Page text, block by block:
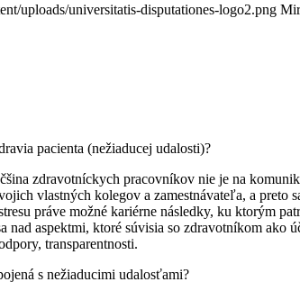
uploads/universitatis-disputationes-logo2.png
pacienta (nežiaducej udalosti)?
zdravotníckych pracovníkov nie je na
vlastných kolegov a zamestnávateľa, a preto
práve možné kariérne následky, ku ktorým
aspektmi, ktoré súvisia so zdravotníkom ako
transparentnosti.
s nežiaducimi udalosťami?